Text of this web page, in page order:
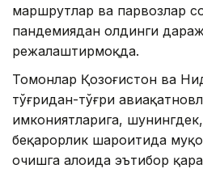
маршрутлар ва парвозлар
пандемиядан олдинги
режалаштирмоқда.
Томонлар Қозоғистон ва
тўғридан-тўғри
имкониятларига,
беқарорлик шароитида
очишга алоҳида эътибор